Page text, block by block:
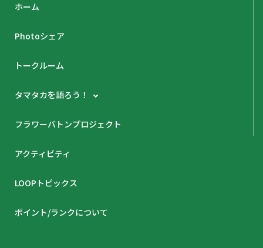
ホーム
Photoシェア
トークルーム
タマタカを語ろう！
フラワーバトンプロジェクト
アクティビティ
LOOPトピックス
ポイント/ランクについて